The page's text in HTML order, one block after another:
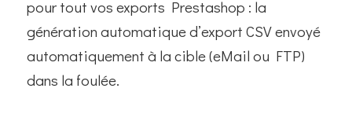
pour tout vos exports Prestashop : la
génération automatique d’export CSV envoyé
automatiquement à la cible (eMail ou FTP)
dans la foulée.